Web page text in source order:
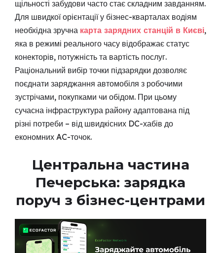
щільності забудови часто стає складним завданням.
Для швидкої орієнтації у бізнес-кварталах водіям
необхідна зручна карта зарядних станцій в Києві,
яка в режимі реального часу відображає статус
конекторів, потужність та вартість послуг.
Раціональний вибір точки підзарядки дозволяє
поєднати заряджання автомобіля з робочими
зустрічами, покупками чи обідом. При цьому
сучасна інфраструктура району адаптована під
різні потреби – від швидкісних DC-хабів до
економних AC-точок.
Центральна частина
Печерська: зарядка
поруч з бізнес-центрами